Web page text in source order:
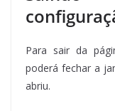
Para sair da
poderá fechar a
abriu.